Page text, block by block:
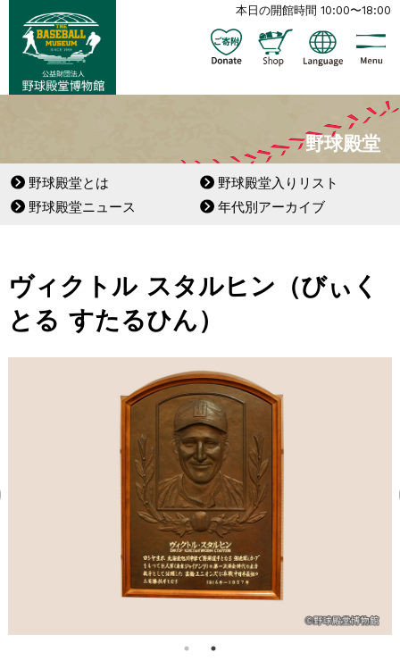
本日の開館時間 10:00〜18:00
野球殿堂
野球殿堂とは
野球殿堂入りリスト
野球殿堂ニュース
年代別アーカイブ
ヴィクトル スタルヒン（びぃく
とる すたるひん）